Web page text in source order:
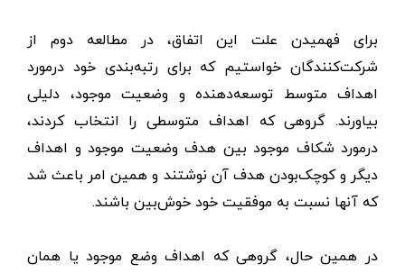
برای فهمیدن علت این اتفاق، در مطالعه دوم از
شرکت‌کنندگان خواستیم که برای رتبه‌بندی خود درمورد
اهداف متوسط ​​توسعه‌دهنده و وضعیت موجود، دلیلی
بیاورند. گروهی که اهداف متوسطی را انتخاب کردند،
درمورد شکاف موجود بین هدف وضعیت موجود و اهداف
دیگر و کوچک‌بودن هدف آن نوشتند و همین امر باعث شد
که آنها نسبت به موفقیت خود خوش‌بین باشند.
در همین حال، گروهی که اهداف وضع موجود یا همان